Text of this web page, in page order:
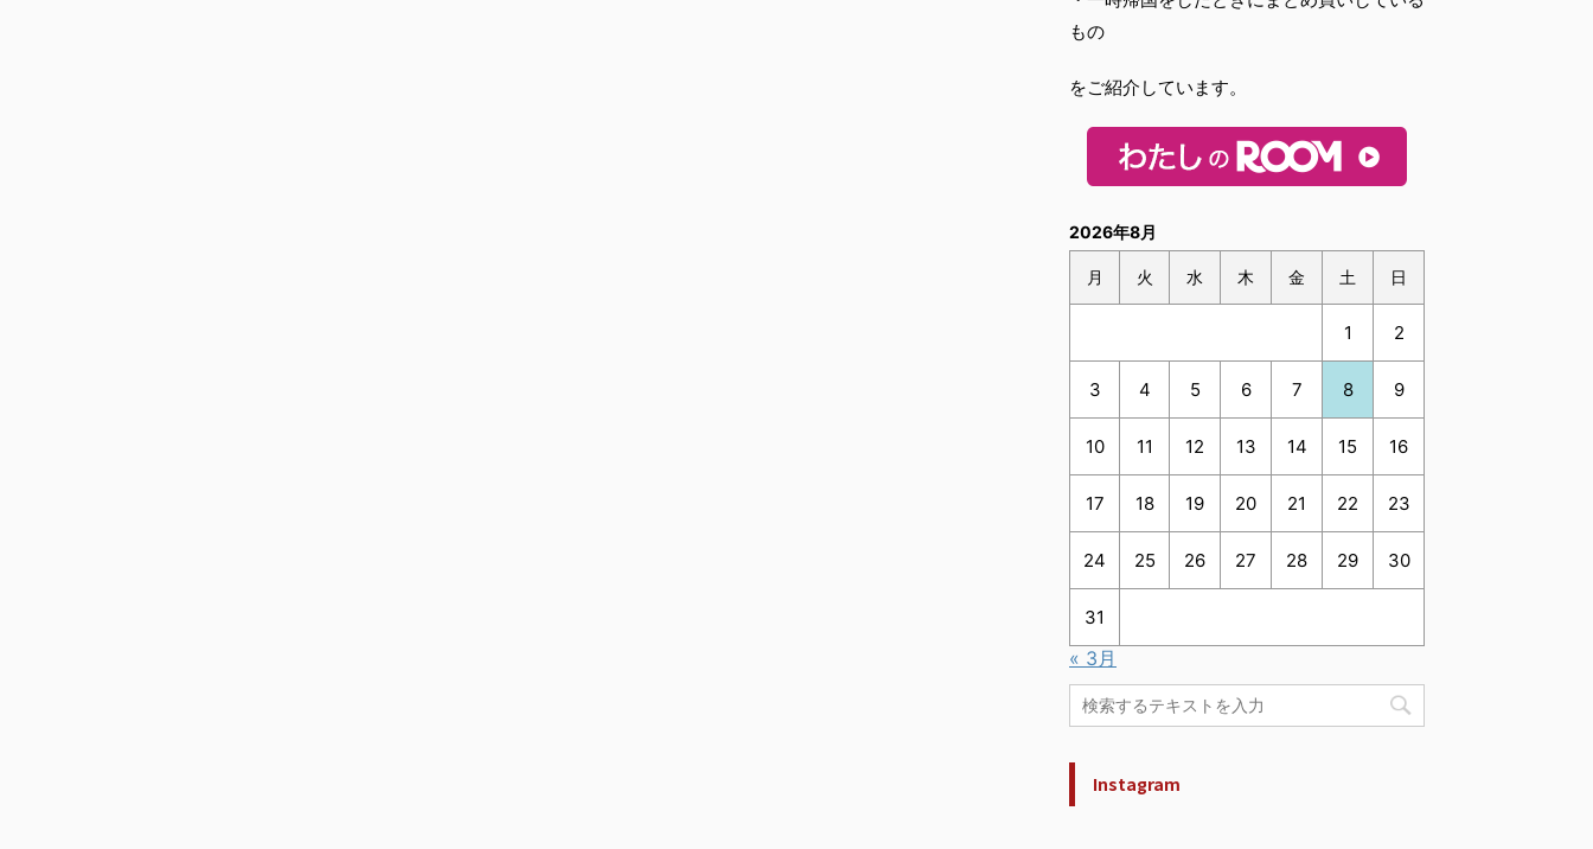
もの
をご紹介しています。
2026年8月
月 火 水 木 金 土 日
1 2
3 4 5 6 7 8 9
10 11 12 13 14 15 16
17 18 19 20 21 22 23
24 25 26 27 28 29 30
31
« 3月
Instagram